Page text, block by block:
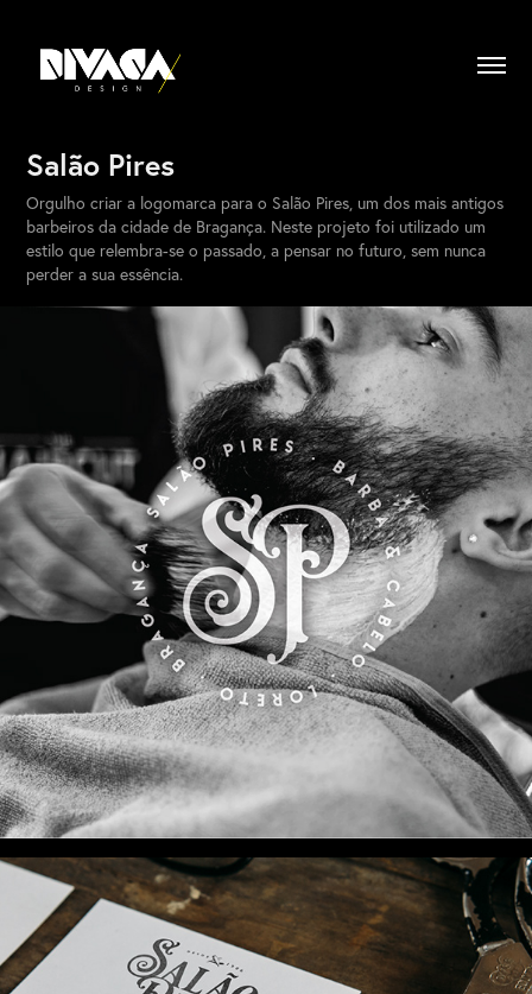
Salão Pires
Orgulho criar a logomarca para o Salão Pires, um dos mais antigos
barbeiros da cidade de Bragança. Neste projeto foi utilizado um
estilo que relembra-se o passado, a pensar no futuro, sem nunca
perder a sua essência.